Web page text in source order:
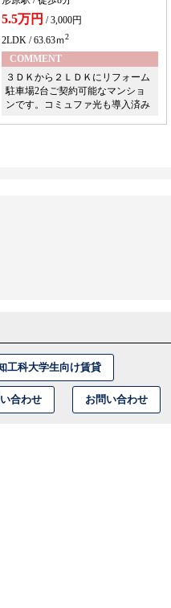
工科大学生向け賃貸
合わせ お問い合わせ